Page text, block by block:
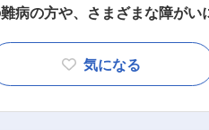
ケア： たんの吸引、経管栄
気になる